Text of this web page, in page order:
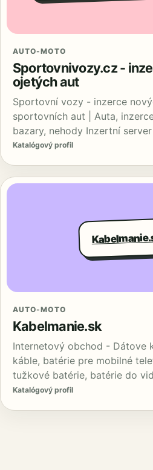
AUTO-MOTO
Sportovnivozy.cz -
ojetých aut
Sportovní vozy - inzerce
sportovních aut | Auta,
bazary, nehody Inzertní
Katalógový profil
AUTO-MOTO
Kabelmanie.sk
Internetový obchod - Dátove
káble, batérie pre mobilné
tužkové batérie, batérie do
Katalógový profil